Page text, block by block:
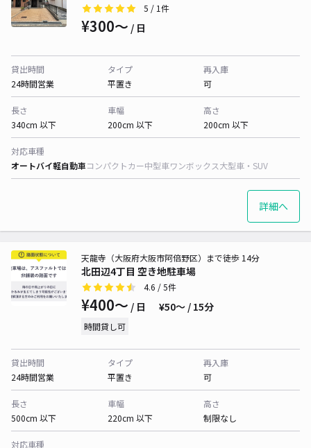
5 / 1件
¥300〜 / 日
貸出時間
24時間営業
タイプ
平置き
再入庫
可
長さ
340cm 以下
車幅
200cm 以下
高さ
200cm 以下
対応車種
オートバイ軽自動車コンパクトカー中型車ワンボックス大型車・SUV
詳細へ
北田辺4丁目 空き地駐車場
天龍寺（大阪府大阪市阿倍野区）まで徒歩 14分
4.6 / 5件
¥400〜 / 日 ¥50〜 / 15分
時間貸し可
貸出時間
24時間営業
タイプ
平置き
再入庫
可
長さ
500cm 以下
車幅
220cm 以下
高さ
制限なし
対応車種